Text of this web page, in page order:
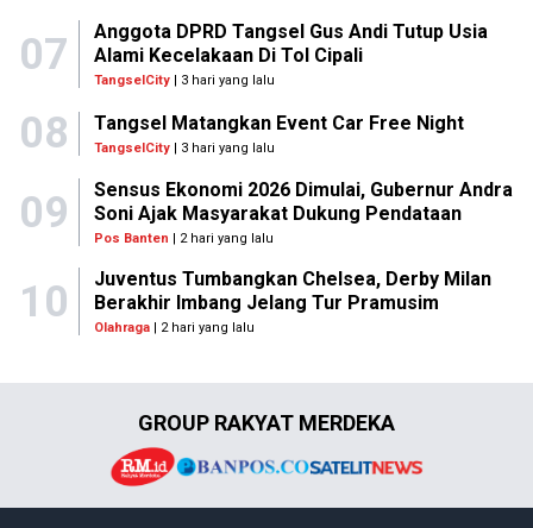
07
Anggota DPRD Tangsel Gus Andi Tutup Usia
Alami Kecelakaan Di Tol Cipali
TangselCity| 3 hari yang lalu
08 Tangsel Matangkan Event Car Free Night
TangselCity | 3 hari yang lalu
09
Sensus Ekonomi 2026 Dimulai, Gubernur Andra
Soni Ajak Masyarakat Dukung Pendataan
Pos Banten | 2 hari yang lalu
10
Juventus Tumbangkan Chelsea, Derby Milan
Berakhir Imbang Jelang Tur Pramusim
Olahraga| 2 hari yang lalu
GROUP RAKYAT MERDEKA